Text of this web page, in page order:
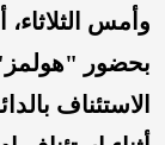
وأمس
بحضور
الاستئناف